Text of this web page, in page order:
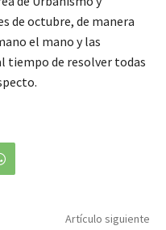
de octubre, de manera
el mano y las
tiempo de resolver todas
Artículo siguiente